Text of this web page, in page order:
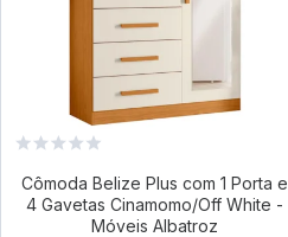
Cômoda Belize Plus com 1 Porta e
4 Gavetas Cinamomo/Off White -
Móveis Albatroz